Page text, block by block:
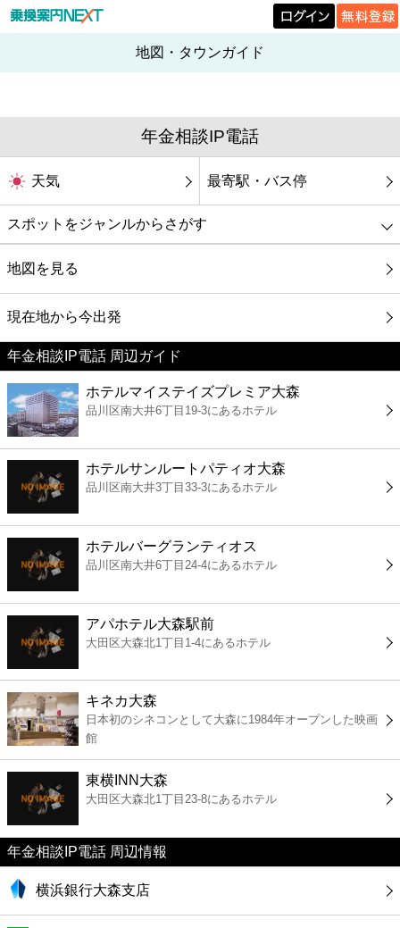
地図・タウンガイド
年金相談IP電話
天気 最寄駅・バス停
スポットをジャンルからさがす
グルメ
映画
美容
コンビニ
薬局
スーパー
エンタメ
レジャー
書店
ファミレス
カフェ
ショッピング
銀行
地図を見る
現在地から今出発
年金相談IP電話 周辺ガイド
ホテルマイステイズプレミア大森
品川区南大井6丁目19-3にあるホテル
ホテルサンルートパティオ大森
品川区南大井3丁目33-3にあるホテル
ホテルバーグランティオス
品川区南大井6丁目24-4にあるホテル
アパホテル大森駅前
大田区大森北1丁目1-4にあるホテル
キネカ大森
日本初のシネコンとして大森に1984年オープンした映画
館
東横INN大森
大田区大森北1丁目23-8にあるホテル
年金相談IP電話 周辺情報
横浜銀行大森支店